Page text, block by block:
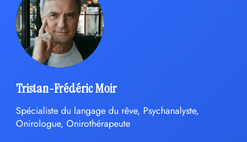
Tristan-Frédéric Moir
Spécialiste du langage du rêve, Psychanalyste,
Onirologue, Onirothérapeute